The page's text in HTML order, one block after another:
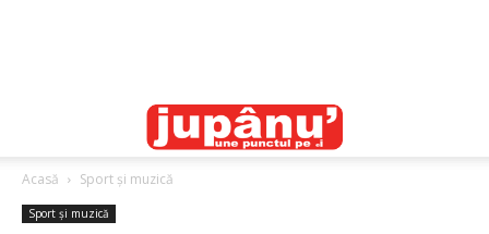
Acasă Sport și muzică
Sport și muzică